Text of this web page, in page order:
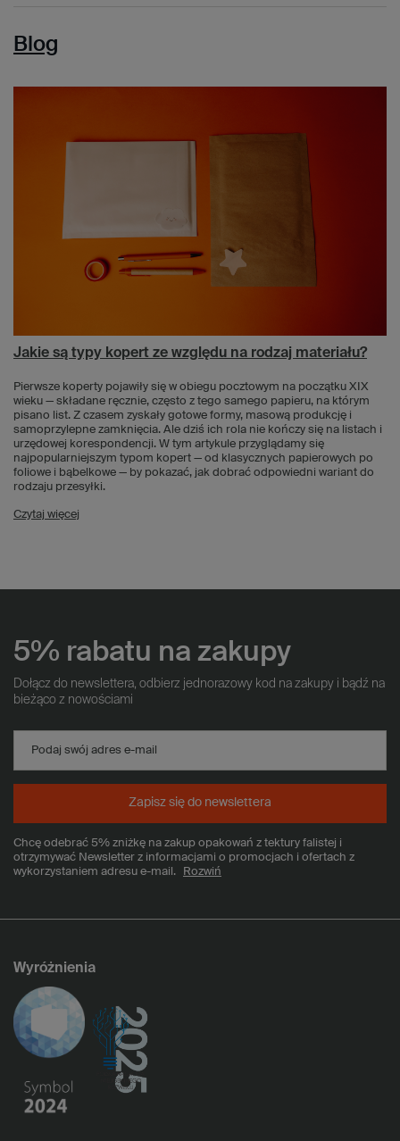
Blog
Jakie są typy kopert ze względu na rodzaj materiału?
Pierwsze koperty pojawiły się w obiegu pocztowym na początku XIX
wieku — składane ręcznie, często z tego samego papieru, na którym
pisano list. Z czasem zyskały gotowe formy, masową produkcję i
samoprzylepne zamknięcia. Ale dziś ich rola nie kończy się na listach i
urzędowej korespondencji. W tym artykule przyglądamy się
najpopularniejszym typom kopert — od klasycznych papierowych po
foliowe i bąbelkowe — by pokazać, jak dobrać odpowiedni wariant do
rodzaju przesyłki.
Czytaj więcej
5% rabatu na zakupy
Dołącz do newslettera, odbierz jednorazowy kod na zakupy i bądź na
bieżąco z nowościami
Podaj swój adres e-mail
Chcę odebrać 5% zniżkę na zakup opakowań z tektury falistej i
otrzymywać Newsletter z informacjami o promocjach i ofertach z
wykorzystaniem adresu e-mail.
Rozwiń
Zapisz się do newslettera
Wyróżnienia